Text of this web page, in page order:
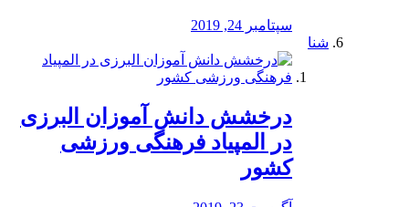
سپتامبر 24, 2019
شنا
درخشش دانش آموزان البرزی
در المپیاد فرهنگی ورزشی
کشور